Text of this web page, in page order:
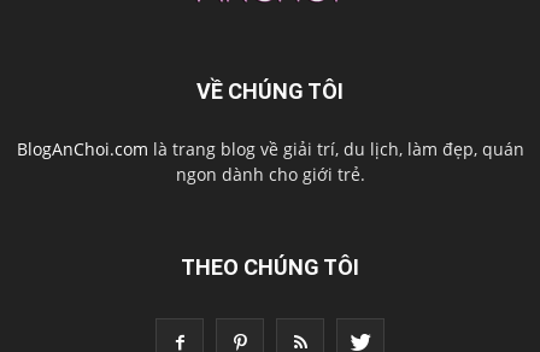
VỀ CHÚNG TÔI
BlogAnChoi.com là trang blog về giải trí, du lịch, làm đẹp, quán
ngon dành cho giới trẻ.
THEO CHÚNG TÔI